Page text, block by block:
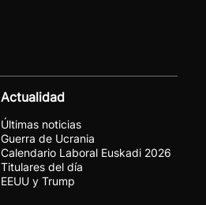
Actualidad
Últimas noticias
Guerra de Ucrania
Calendario Laboral Euskadi 2026
Titulares del día
EEUU y Trump